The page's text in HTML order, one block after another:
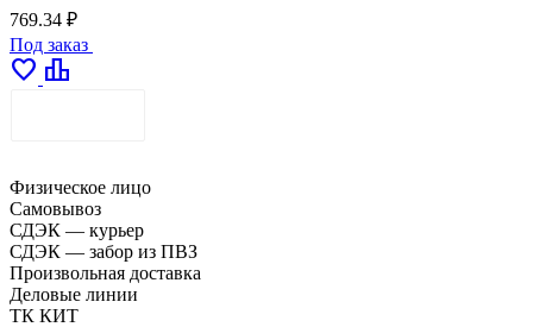
769.34 ₽
Под заказ
favorite leaderboard
Физическое лицо
Самовывоз
СДЭК — курьер
СДЭК — забор из ПВЗ
Произвольная доставка
Деловые линии
ТК КИТ